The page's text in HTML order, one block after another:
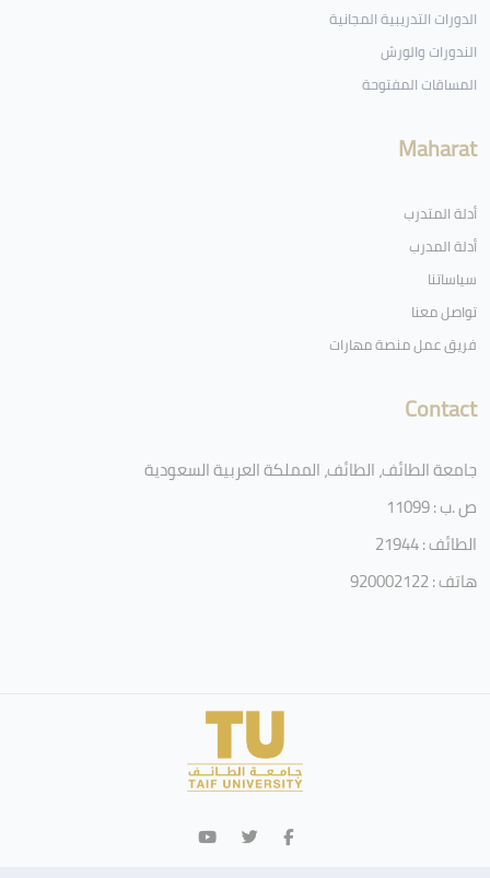
الدورات التدريبية المجانية
الندورات والورش
المساقات المفتوحة
Maharat
أدلة المتدرب
أدلة المدرب
سياساتنا
تواصل معنا
فريق عمل منصة مهارات
Contact
جامعة الطائف، الطائف، المملكة العربية السعودية
ص .ب : 11099
الطائف : 21944
هاتف : 920002122